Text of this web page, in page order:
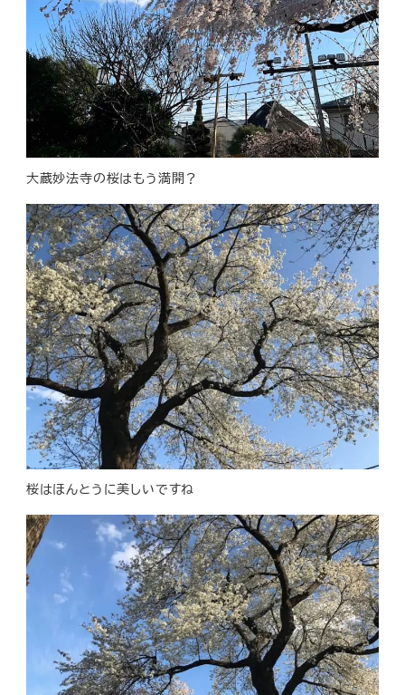
大蔵妙法寺の桜はもう満開？
桜はほんとうに美しいですね